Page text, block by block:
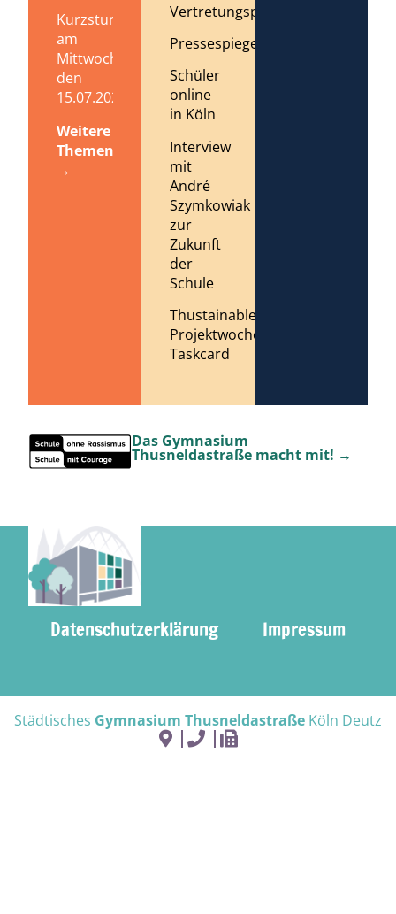
Kurzstundenregelung
am
Mittwoch,
den
15.07.2026
Weitere
Themen
→
Vertretungsplan
Pressespiegel
Schüler
online
in Köln
Interview
mit
André
Szymkowiak
zur
Zukunft
der
Schule
Thustainable
Projektwoche
Taskcard
Das Gymnasium
Thusneldastraße macht mit! →
Datenschutzerklärung Impressum
Städtisches Gymnasium Thusneldastraße Köln Deutz